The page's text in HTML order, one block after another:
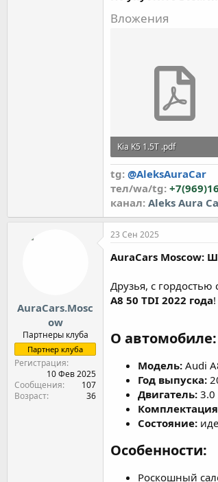
Вложения
Kia K5 1.5T .pdf
646,8 KB · Просмотры: 0
tg: @AleksAuraCar
тел/wa/tg:
канал: Аleks Aura
AuraCars.Mosc
ow
Партнеры клуба
Партнер клуба
Регистрация
10 Фев 2025
Сообщения
107
Возраст
36
23 Сен 2025
AuraCars Moscow:
Друзья, с
A8 50 TDI 2022 года
О автомобиле:​
Модель: Audi
Год выпуска:
Двигатель: 3.0
Состояние:
Особенности:​
Роскошный